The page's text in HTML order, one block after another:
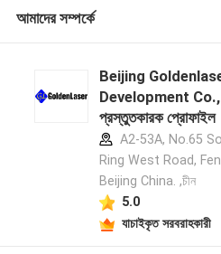
আমাদের সম্পর্কে
Beijing
Development
প্রস্তুতকারক প্রোফাইল
A2-53A, No.65
Ring West Road,
Beijing China. ,চীন
5.0
যাচাইকৃত সরবরাহকারী